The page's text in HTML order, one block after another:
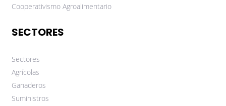
Cooperativismo Agroalimentario
SECTORES
Sectores
Agrícolas
Ganaderos
Suministros